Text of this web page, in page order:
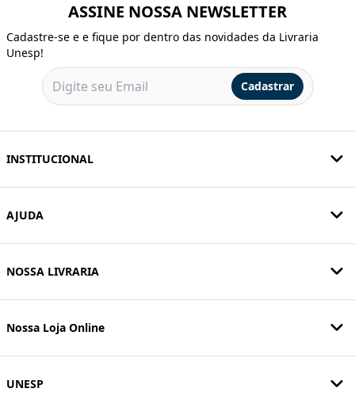
ASSINE NOSSA NEWSLETTER
Cadastre-se e e fique por dentro das novidades da Livraria
Unesp!
Cadastrar
INSTITUCIONAL
AJUDA
NOSSA LIVRARIA
Nossa Loja Online
UNESP